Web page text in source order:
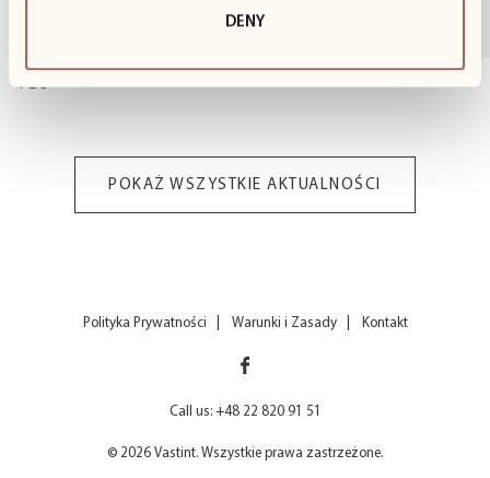
DENY
1z3
POKAŻ WSZYSTKIE AKTUALNOŚCI
© 2026 Vastint. Wszystkie prawa zastrzeżone.
Polityka Prywatności Warunki i Zasady Kontakt
Call us: +48 22 820 91 51